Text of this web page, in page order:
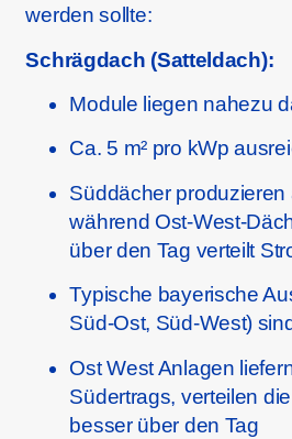
werden sollte:
Schrägdach (Satteldach):
Module liegen nahezu
Ca. 5 m² pro kWp
Süddächer produzieren
während Ost-West-
über den Tag verteilt
Typische bayerische
Süd-Ost, Süd-West)
Ost West Anlagen
Südertrags, verteilen
besser über den Tag